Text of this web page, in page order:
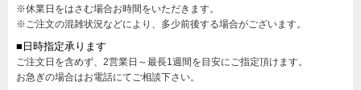
※休業日をはさむ場合お時間をいただきます。
※ご注文の混雑状況などにより、多少前後する場合がございます。
■日時指定承ります
ご注文日を含めず、2営業日～最長1週間を目安にご指定頂けます。
お急ぎの場合はお電話にてご相談下さい。